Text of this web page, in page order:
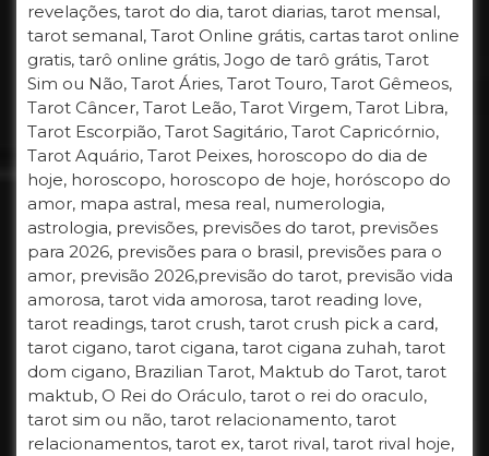
revelações, tarot do dia, tarot diarias, tarot mensal,
tarot semanal, Tarot Online grátis, cartas tarot online
gratis, tarô online grátis, Jogo de tarô grátis, Tarot
Sim ou Não, Tarot Áries, Tarot Touro, Tarot Gêmeos,
Tarot Câncer, Tarot Leão, Tarot Virgem, Tarot Libra,
Tarot Escorpião, Tarot Sagitário, Tarot Capricórnio,
Tarot Aquário, Tarot Peixes, horoscopo do dia de
hoje, horoscopo, horoscopo de hoje, horóscopo do
amor, mapa astral, mesa real, numerologia,
astrologia, previsões, previsões do tarot, previsões
para 2026, previsões para o brasil, previsões para o
amor, previsão 2026,previsão do tarot, previsão vida
amorosa, tarot vida amorosa, tarot reading love,
tarot readings, tarot crush, tarot crush pick a card,
tarot cigano, tarot cigana, tarot cigana zuhah, tarot
dom cigano, Brazilian Tarot, Maktub do Tarot, tarot
maktub, O Rei do Oráculo, tarot o rei do oraculo,
tarot sim ou não, tarot relacionamento, tarot
relacionamentos, tarot ex, tarot rival, tarot rival hoje,